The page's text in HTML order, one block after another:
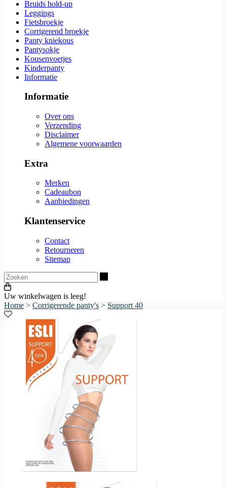
Bruids hold-up
Leggings
Fietsbroekje
Corrigerend broekje
Panty kniekous
Pantysokje
Kousenvoetjes
Kinderpanty
Informatie
Informatie
Over ons
Verzending
Disclaimer
Algemene voorwaarden
Extra
Merken
Cadeaubon
Aanbiedingen
Klantenservice
Contact
Retourneren
Sitemap
Uw winkelwagen is leeg!
Home > Corrigerende panty's > Support 40